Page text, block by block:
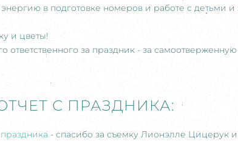
в подготовке номеров и работе с детьми
и цветы!
ответственного за праздник - за
С ПРАЗДНИКА:
- спасибо за съемку Лионэлле Цицерук